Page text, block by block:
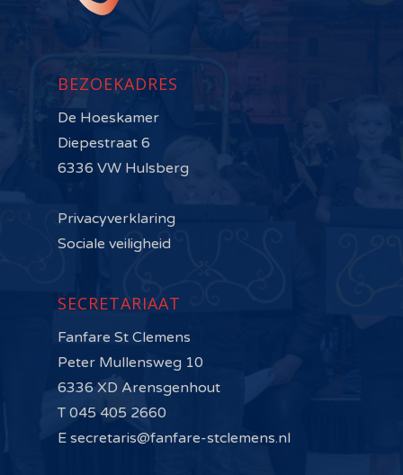
BEZOEKADRES
De Hoeskamer
Diepestraat 6
6336 VW Hulsberg
Privacyverklaring
Sociale veiligheid
SECRETARIAAT
Fanfare St Clemens
Peter Mullensweg 10
6336 XD Arensgenhout
T 045 405 2660
E secretaris@fanfare-stclemens.nl